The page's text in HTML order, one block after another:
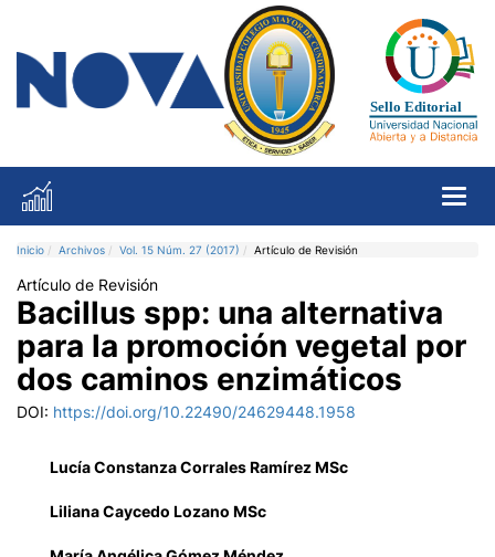
Inicio Archivos Vol. 15 Núm. 27 (2017) Artículo de Revisión
Artículo de Revisión
Bacillus spp: una alternativa
para la promoción vegetal por
dos caminos enzimáticos
DOI: https://doi.org/10.22490/24629448.1958
Lucía Constanza Corrales Ramírez MSc
Liliana Caycedo Lozano MSc